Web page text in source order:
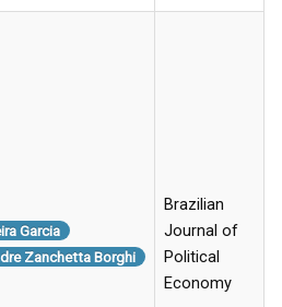
Garcia
Zanchetta Borghi
Brazilian
Journal of
Political
Economy